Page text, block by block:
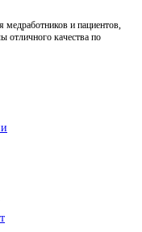
медработников и пациентов,
отличного качества по